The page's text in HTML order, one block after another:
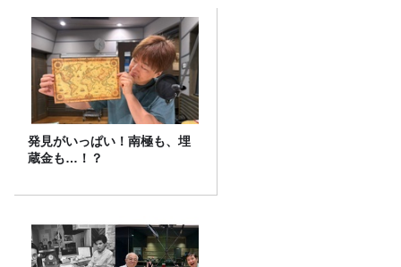
発見がいっぱい！南極も、埋
蔵金も…！？